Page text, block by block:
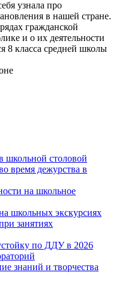
узнала про
в нашей стране.
гражданской
и о их деятельности
8 класса средней школы
школьной столовой
время дежурства в
на школьное
школьных экскурсиях
занятиях
по ДДУ в 2026
знаний и творчества